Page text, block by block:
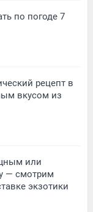
по погоде 7
рецепт в
вкусом из
или
— смотрим
экзотики